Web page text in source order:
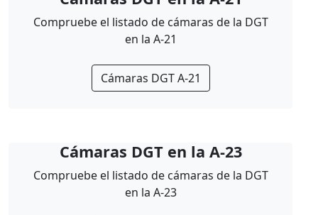
Compruebe el listado de cámaras de la DGT
en la A-21
Cámaras DGT A-21
Cámaras DGT en la A-23
Compruebe el listado de cámaras de la DGT
en la A-23